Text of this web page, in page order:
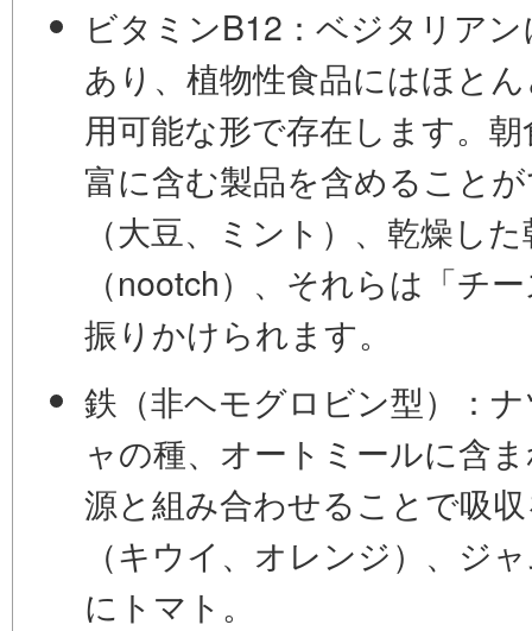
ビタミンB12： ベジタリア
あり、植物性食品にはほと
用可能な形で存在します。
富に含む製品を含めること
（大豆、ミント）、乾燥し
（nootch）、それらは「チ
振りかけられます。
鉄（非ヘモグロビン型）：
ャの種、オートミールに含
源と組み合わせることで吸
（キウイ、オレンジ）、ジ
にトマト。